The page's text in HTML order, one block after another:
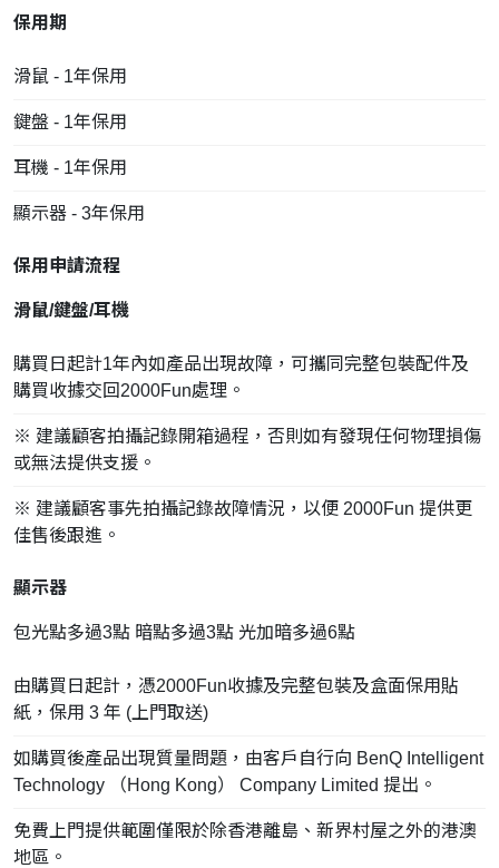
保用期
滑鼠 - 1年保用
鍵盤 - 1年保用
耳機 - 1年保用
顯示器 - 3年保用
保用申請流程
滑鼠/鍵盤/耳機
購買日起計1年內如產品出現故障，可攜同完整包裝配件及
購買收據交回2000Fun處理。
※ 建議顧客拍攝記錄開箱過程，否則如有發現任何物理損傷
或無法提供支援。
※ 建議顧客事先拍攝記錄故障情況，以便 2000Fun 提供更
佳售後跟進。
顯示器
包光點多過3點 暗點多過3點 光加暗多過6點
由購買日起計，憑2000Fun收據及完整包裝及盒面保用貼
紙，保用 3 年 (上門取送)
如購買後產品出現質量問題，由客戶自行向 BenQ Intelligent
Technology （Hong Kong） Company Limited 提出。
免費上門提供範圍僅限於除香港離島、新界村屋之外的港澳
地區。